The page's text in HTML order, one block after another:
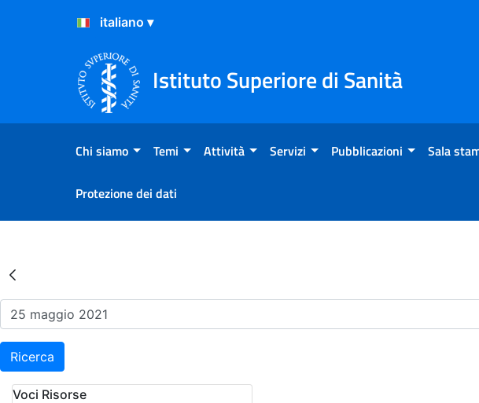
Salta al Contenuto
Salta al Footer
Istituto Superiore di Sanità
Chi siamo Temi Attività Servizi Pubblicazioni Sala
Protezione dei dati
Risultati della Ricerca - Eventi
Ricerca
Voci Risorse